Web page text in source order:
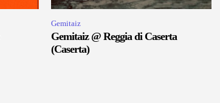
Gemitaiz
Gemitaiz @ Reggia di Caserta
(Caserta)